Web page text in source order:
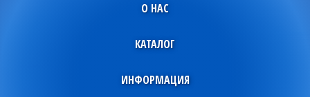
О НАС
КАТАЛОГ
ИНФОРМАЦИЯ